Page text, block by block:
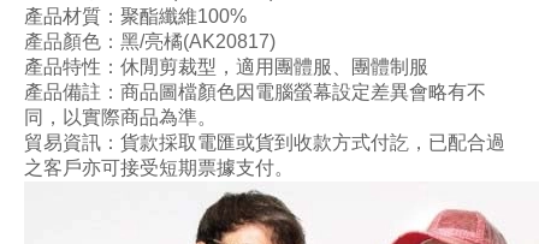
產品材質 ：聚酯纖維100%
產品顏色 ： 黑/亮橘(AK20817)
產品特性 ： 休閒剪裁型 ， 適用團體服、團體制服
產品備註：商品圖檔顏色因電腦螢幕設定差異會略有不
同，以實際商品為準。
貿易資訊：貨款採取電匯或貨到收款方式付訖，已配合過
之客戶亦可接受短期票據支付。